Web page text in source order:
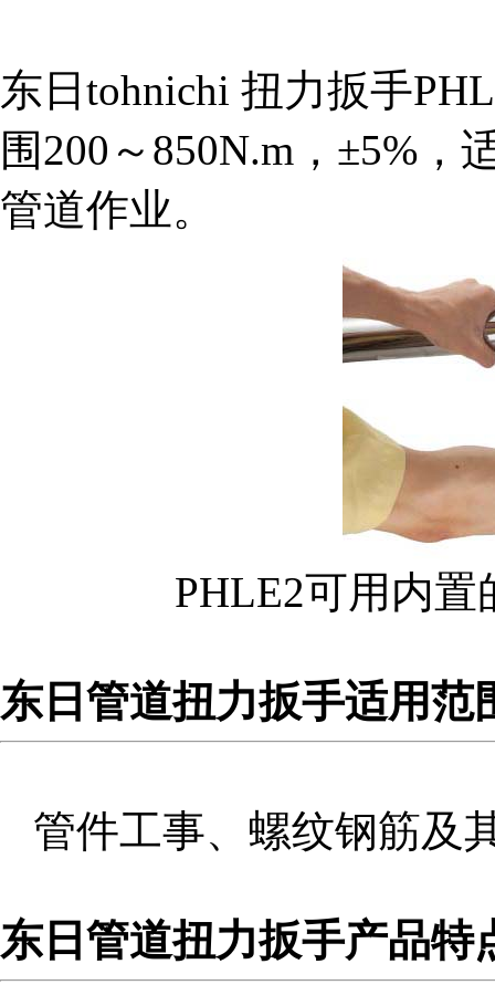
东日tohnichi 扭力扳手
围200～850N.m，±5%
管道作业。
PHLE2可用内
东日管道扭力扳手适用范
管件工事、螺纹钢筋及
东日管道扭力扳手产品特